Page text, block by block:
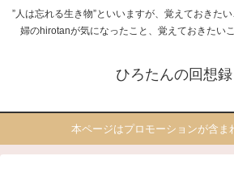
”人は忘れる生き物”といいますが、覚えておきた
婦のhirotanが気になったこと、覚えておきたい
ひろたんの回想
本ページはプロモーションが含ま